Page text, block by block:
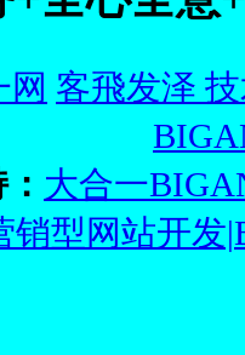
网 客飛发泽
大合一
销型网站开发